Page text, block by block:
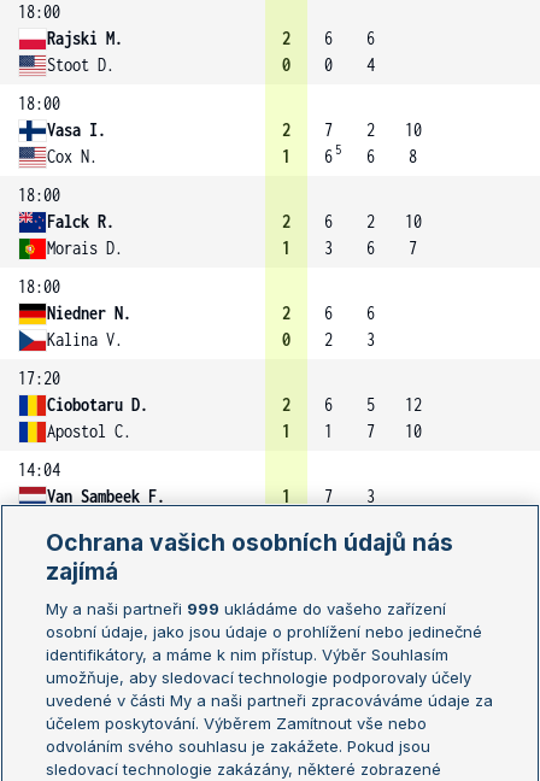
18:00
Rajski M.
Stoot D.
2
0
6
0
6
4
18:00
Vasa I.
Cox N.
2
1
7
6 5
2
6
10
8
18:00
Falck R.
Morais D.
2
1
6
3
2
6
10
7
18:00
Niedner N.
Kalina V.
2
0
6
2
6
3
17:20
Ciobotaru D.
Apostol C.
2
1
6
1
5
7
12
10
14:04
Van Sambeek F.
1
7
3
14:01
Mohar V.
Hribar M.
1
7
4
8
13:02
Retelj M.
Battiston A.
2
0
6
4
6
4
12:51
Coquelin H.
1
5
Ochrana vašich osobních údajů nás
zajímá
My a naši partneři 999 ukládáme do vašeho zařízení
osobní údaje, jako jsou údaje o prohlížení nebo jedinečné
identifikátory, a máme k nim přístup. Výběr Souhlasím
umožňuje, aby sledovací technologie podporovaly účely
uvedené v části My a naši partneři zpracováváme údaje za
účelem poskytování. Výběrem Zamítnout vše nebo
odvoláním svého souhlasu je zakážete. Pokud jsou
sledovací technologie zakázány, některé zobrazené